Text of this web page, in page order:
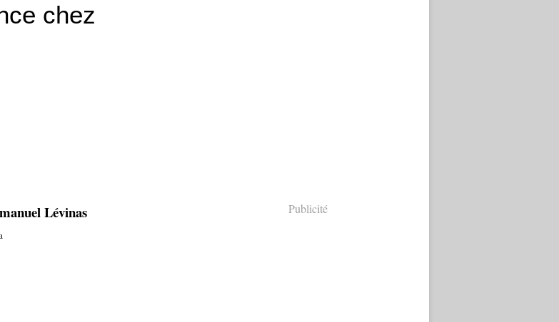
chez
Lévinas Publicité